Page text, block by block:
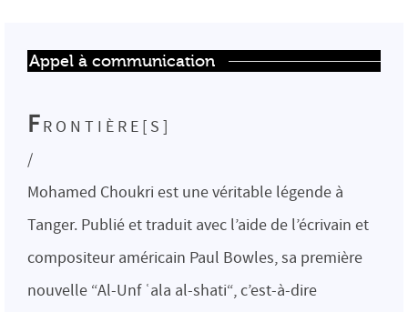
Appel à communication
F R O N T I È R E [ S ]
/
Mohamed Choukri est une véritable légende à
Tanger. Publié et traduit avec l’aide de l’écrivain et
compositeur américain Paul Bowles, sa première
nouvelle “Al-Unf ʿala al-shati“, c’est-à-dire